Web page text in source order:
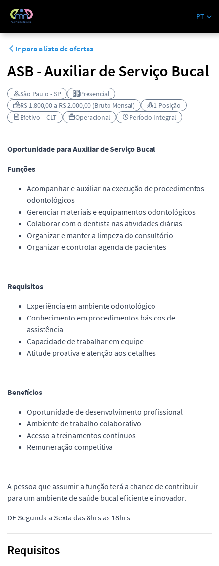
PT
Ir para a lista de ofertas
ASB - Auxiliar de Serviço Bucal
São Paulo - SP
Presencial
R$ 1.800,00 a R$ 2.000,00 (Bruto Mensal)
1 Posição
Efetivo – CLT
Operacional Período Integral
Oportunidade para Auxiliar de Serviço Bucal
Funções
Acompanhar e auxiliar na execução de procedimentos
odontológicos
Gerenciar materiais e equipamentos odontológicos
Colaborar com o dentista nas atividades diárias
Organizar e manter a limpeza do consultório
Organizar e controlar agenda de pacientes
Requisitos
Experiência em ambiente odontológico
Conhecimento em procedimentos básicos de
assistência
Capacidade de trabalhar em equipe
Atitude proativa e atenção aos detalhes
Benefícios
Oportunidade de desenvolvimento profissional
Ambiente de trabalho colaborativo
Acesso a treinamentos contínuos
Remuneração competitiva
A pessoa que assumir a função terá a chance de contribuir
para um ambiente de saúde bucal eficiente e inovador.
DE Segunda a Sexta das 8hrs as 18hrs.
Requisitos